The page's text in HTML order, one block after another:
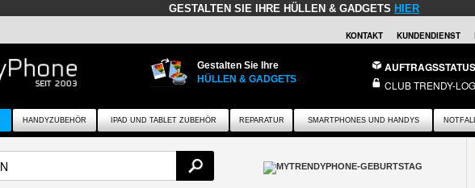
GESTALTEN SIE IHRE HÜLLEN & GADGETS HIER
KONTAKT KUNDENDIENST
Gestalten Sie Ihre
HÜLLEN & GADGETS
AUFTRAGSSTATUS
CLUB TRENDY-
HANDYZUBEHÖR IPAD UND TABLET ZUBEHÖR REPARATUR SMARTPHONES UND HANDYS